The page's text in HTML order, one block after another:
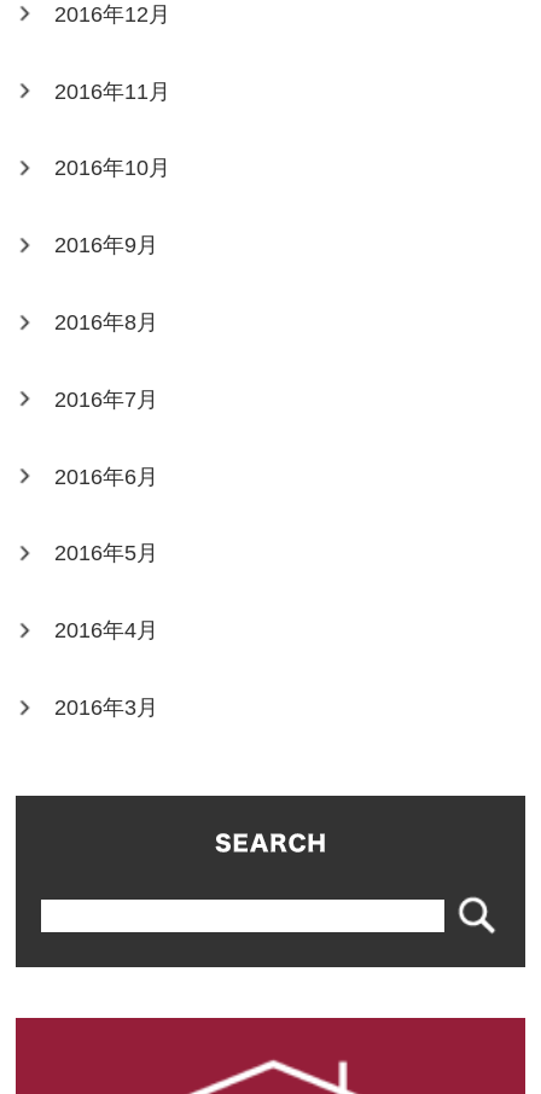
2016年12月
2016年11月
2016年10月
2016年9月
2016年8月
2016年7月
2016年6月
2016年5月
2016年4月
2016年3月